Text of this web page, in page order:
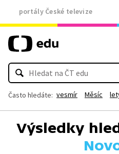
portály České televize
Často hledáte: vesmír Měsíc
Výsledky